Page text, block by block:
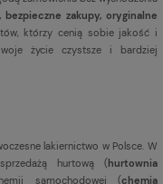
zakupy, oryginalne
którzy cenią sobie jakość i
życie czystsze i bardziej
lakiernictwo w Polsce. W
hurtową (hurtownia
samochodowej (chemia